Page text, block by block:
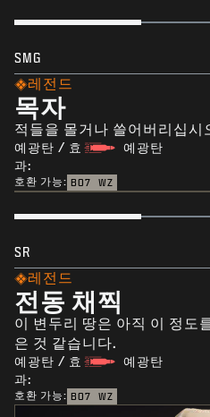
로그인|가입
SMG
레전드
목자
적들을 몰거나 쓸어버리십시
예광탄 / 효
과:
예광탄
호환 가능: BO7 WZ
SR
레전드
전동 채찍
이 변두리 땅은 아직 이 정도
은 것 같습니다.
예광탄 / 효
과:
예광탄
호환 가능: BO7 WZ